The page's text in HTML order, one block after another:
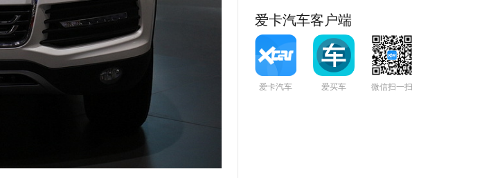
爱卡汽车客户端
爱卡汽车 爱买车 微信扫一扫